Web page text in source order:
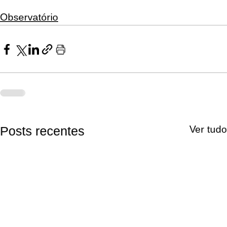
Observatório
Posts recentes Ver tudo